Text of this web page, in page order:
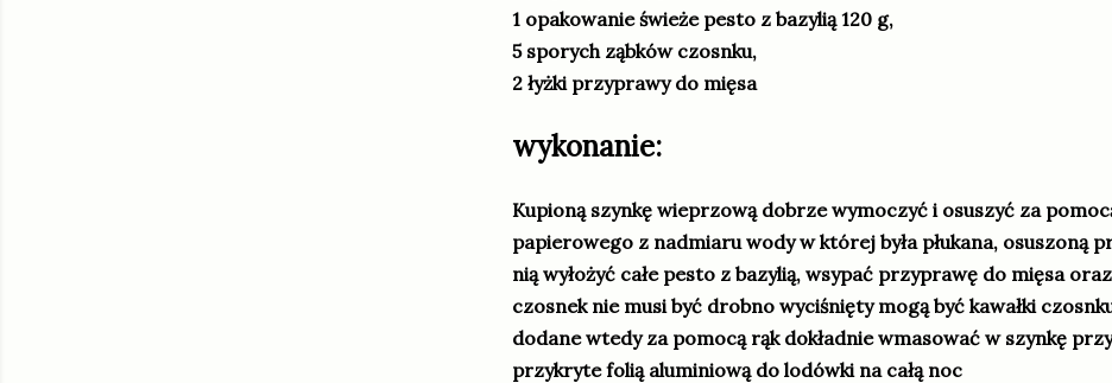
1 opakowanie świeże pesto z bazylią 120 g,
5 sporych ząbków czosnku,
2 łyżki przyprawy do mięsa
wykonanie:
Kupioną szynkę wieprzową dobrze wymoczyć i osuszyć za
papierowego z nadmiaru wody w której była płukana, osuszoną
nią wyłożyć całe pesto z bazylią, wsypać przyprawę do mięsa
czosnek nie musi być drobno wyciśnięty mogą być kawałki
dodane wtedy za pomocą rąk dokładnie wmasować w szynkę
przykryte folią aluminiową do lodówki na całą noc